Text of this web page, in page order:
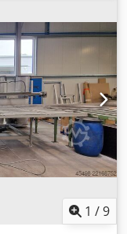
8 A Data de
ou precisar
nos uma
1 /9